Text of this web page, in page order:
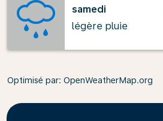
samedi
légère pluie
Optimisé par: OpenWeatherMap.org